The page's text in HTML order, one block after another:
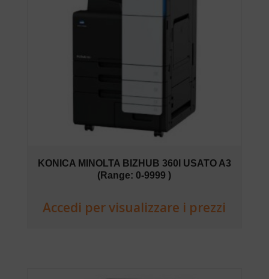
KONICA MINOLTA BIZHUB 360I USATO A3
(Range: 0-9999 )
Accedi per visualizzare i prezzi